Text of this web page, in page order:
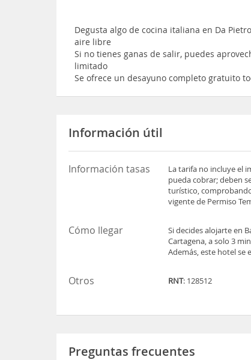
Degusta algo de cocina italiana en Da
aire libre
Si no tienes ganas de salir, puedes
limitado
Se ofrece un desayuno completo gratuito
Información útil
Información tasas
La tarifa no incluye el
pueda cobrar; deben
turístico,
vigente de Permiso
Cómo llegar
Si decides alojarte en
Cartagena, a solo 3
Además, este hotel se
Otros RNT: 128512
Preguntas frecuentes